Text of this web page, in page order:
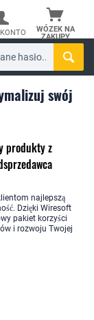
WÓZEK NA
ZAKUPY
swój
produkty z
najlepszą
Dzięki Wiresoft
pakiet korzyści
i rozwoju Twojej